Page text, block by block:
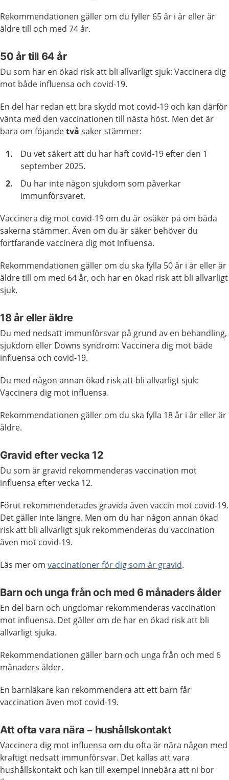
Rekommendationen gäller om du fyller 65 år i år eller är
äldre till och med 74 år.
50 år till 64 år
Du som har en ökad risk att bli allvarligt sjuk: Vaccinera dig
mot både influensa och covid-19.
En del har redan ett bra skydd mot covid-19 och kan därför
vänta med den vaccinationen till nästa höst. Men det är
bara om föjandetvå saker stämmer:
Du vet säkert att du har haft covid-19 efter den 1
september 2025.
Du har inte någon sjukdom som påverkar
immunförsvaret.
Vaccinera dig mot covid-19 om du är osäker på om båda
sakerna stämmer. Även om du är säker behöver du
fortfarande vaccinera dig mot influensa.
Rekommendationen gäller om du ska fylla 50 år i år eller är
äldre till om med 64 år, och har en ökad risk att bli allvarligt
sjuk.
18 år eller äldre
Du med nedsatt immunförsvar på grund av en behandling,
sjukdom eller Downs syndrom: Vaccinera dig mot både
influensa och covid-19.
Du med någon annan ökad risk att bli allvarligt sjuk:
Vaccinera dig mot influensa.
Rekommendationen gäller om du ska fylla 18 år i år eller är
äldre.
Gravid efter vecka 12
Du som är gravid rekommenderas vaccination mot
influensa efter vecka 12.
Förut rekommenderades gravida även vaccin mot covid-19.
Det gäller inte längre. Men om du har någon annan ökad
risk att bli allvarligt sjuk rekommenderas du vaccination
även mot covid-19.
Läs mer om vaccinationer för dig som är gravid.
Barn och unga från och med 6 månaders ålder
En del barn och ungdomar rekommenderas vaccination
mot influensa. Det gäller om de har en ökad risk att bli
allvarligt sjuka.
Rekommendationen gäller barn och unga från och med 6
månaders ålder.
En barnläkare kan rekommendera att ett barn får
vaccination även mot covid-19.
Att ofta vara nära – hushållskontakt
Vaccinera dig mot influensa om du ofta är nära någon med
kraftigt nedsatt immunförsvar. Det kallas att vara
hushållskontakt och kan till exempel innebära att ni bor